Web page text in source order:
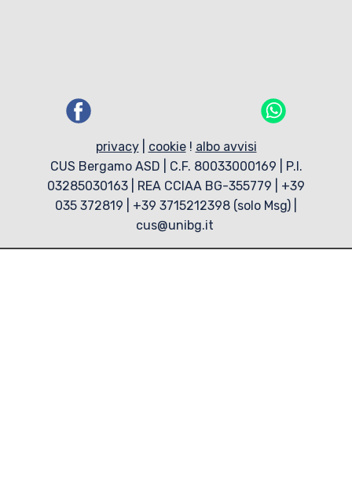
privacy| cookie! albo avvisi
CUS Bergamo ASD | C.F. 80033000169 | P.I.
03285030163 | REA CCIAA BG-355779 | +39
035 372819 | +39 3715212398 (solo Msg) |
cus@unibg.it